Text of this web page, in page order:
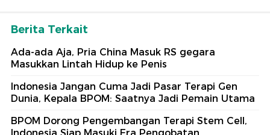
Berita Terkait
Ada-ada Aja, Pria China Masuk RS gegara
Masukkan Lintah Hidup ke Penis
Indonesia Jangan Cuma Jadi Pasar Terapi Gen
Dunia, Kepala BPOM: Saatnya Jadi Pemain Utama
BPOM Dorong Pengembangan Terapi Stem Cell,